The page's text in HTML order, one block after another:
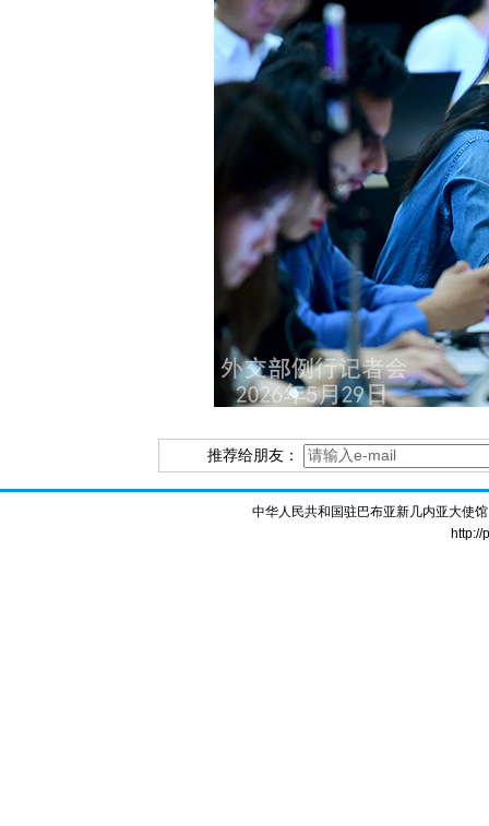
推荐给朋友：
中华人民共和国驻巴布亚新几内亚大使
http://